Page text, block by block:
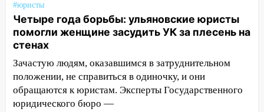
06:00
юристы помогли женщине засудить УК
за плесень на стенах
05:00 Кому 6 августа звезды сулят
прибыль, а кому — испытания на
прочность
05.08.2026
#юристы
Четыре года борьбы: ульяновские юристы
помогли женщине засудить УК за плесень на
стенах
Зачастую людям, оказавшимся в затруднительном
положении, не справиться в одиночку, и они
обращаются к юристам. Эксперты Государственного
юридического бюро —